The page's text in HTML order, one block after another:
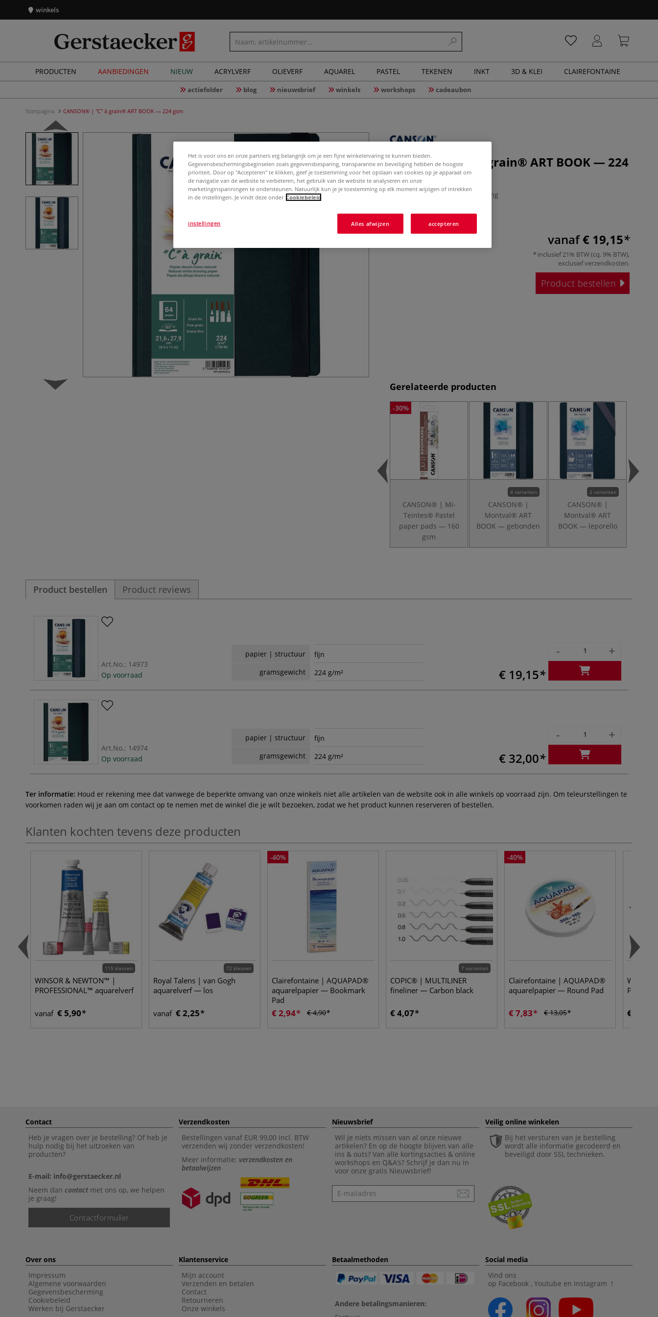
winkels
PRODUCTEN AANBIEDINGEN NIEUW ACRYLVERF OLIEVERF AQUAREL PASTEL TEKENEN INKT 3D & KLEI CLAIREFONTAINE
actiefolder blog nieuwsbrief winkels workshops cadeaubon
Startpagina CANSON® | "C" à grain® ART BOOK — 224 gsm
CANSON® | "C" à grain® ART BOOK — 224
gsm
0 Beoordeling
Meer
vanaf€ 19,15
inclusief 21% BTW (cq. 9% BTW),
exclusiefverzendkosten.
Product bestellen
Gerelateerde producten
-30%
CANSON® | Mi-
Teintes® Pastel
paper pads — 160
gsm
4 varianten
CANSON® |
Montval® ART
BOOK — gebonden
2 varianten
CANSON® |
Montval® ART
BOOK — leporello
Product bestellen Product reviews
Art.No.: 14973
Op voorraad
papier | structuur
fijn
gramsgewicht
224 g/m² € 19,15
- +
Art.No.: 14974
Op voorraad
papier | structuur
fijn
gramsgewicht
224 g/m² € 32,00
- +
Ter informatie: Houd er rekening mee dat vanwege de beperkte omvang van onze winkels niet alle artikelen van de website ook in alle winkels op voorraad zijn. Om teleurstellingen te
voorkomen raden wij je aan om contact op te nemen met de winkel die je wilt bezoeken, zodat we het product kunnen reserveren of bestellen.
Klanten kochten tevens deze producten
115 kleuren
WINSOR & NEWTON™ |
PROFESSIONAL™ aquarelverf
vanaf € 5,90
72 kleuren
Royal Talens | van Gogh
aquarelverf — los
vanaf € 2,25
-40%
Clairefontaine | AQUAPAD®
aquarelpapier — Bookmark
Pad
€ 2,94 € 4,90
7 varianten
COPIC® | MULTILINER
fineliner — Carbon black
€ 4,07
-40%
Clairefontaine | AQUAPAD®
aquarelpapier — Round Pad
€ 7,83 € 13,05 € 3,35
Contact
Heb je vragen over je bestelling? Of heb je
hulp nodig bij het uitzoeken van
producten?
E-mail: info@gerstaecker.nl
Neem dan contactmet ons op, we helpen
je graag!
Contactformulier
Verzendkosten
Bestellingen vanaf EUR 99,00 incl. BTW
verzenden wij zonder verzendkosten!
Meer informatie: verzendkosten en
betaalwijzen
Nieuwsbrief
Wil je niets missen van al onze nieuwe
artikelen? En op de hoogte blijven van alle
ins & outs? Van alle kortingsacties & online
workshops en Q&A’s? Schrijf je dan nu in
voor onze gratis Nieuwsbrief!
Nieuwsbrief
Veilig online winkelen
Bij het versturen van je bestelling
wordt alle informatie gecodeerd en
beveiligd door SSL technieken.
Over ons
Impressum
Algemene voorwaarden
Gegevensbescherming
Cookiebeleid
Werken bij Gerstaecker
Klantenservice
Mijn account
Verzenden en betalen
Contact
Retourneren
Onze winkels
Betaalmethoden
Andere betalingsmanieren:
Social media
Vind ons
op Facebook , Youtube en Instagram !
Het is voor ons en onze partners erg belangrijk om je een fijne winkelervaring te kunnen bieden.
Gegevensbeschermingsbeginselen zoals gegevensbesparing, transparantie en beveiliging hebben de hoogste
prioriteit. Door op "Accepteren" te klikken, geef je toestemming voor het opslaan van cookies op je apparaat om
de navigatie van de website te verbeteren, het gebruik van de website te analyseren en onze
marketinginspanningen te ondersteunen. Natuurlijk kun je je toestemming op elk moment wijzigen of intrekken
in de instellingen. Je vindt deze onder Cookiebeleid
Alles afwijzen accepteren
instellingen